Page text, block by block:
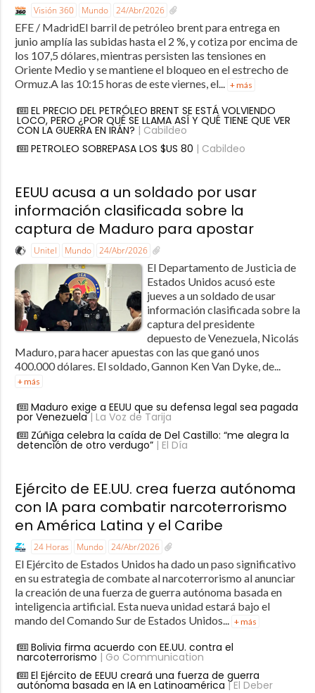
Visión 360 Mundo 24/Abr/2026
EFE / MadridEl barril de petróleo brent para entrega en
junio amplía las subidas hasta el 2 %, y cotiza por encima de
los 107,5 dólares, mientras persisten las tensiones en
Oriente Medio y se mantiene el bloqueo en el estrecho de
Ormuz.A las 10:15 horas de este viernes, el... + más
EL PRECIO DEL PETRÓLEO BRENT SE ESTÁ VOLVIENDO
LOCO, PERO ¿POR QUÉ SE LLAMA ASÍ Y QUÉ TIENE QUE VER
CON LA GUERRA EN IRÁN? | Cabildeo
PETROLEO SOBREPASA LOS $US 80 | Cabildeo
EEUU acusa a un soldado por usar
información clasificada sobre la
captura de Maduro para apostar
Unitel Mundo 24/Abr/2026
El Departamento de Justicia de
Estados Unidos acusó este
jueves a un soldado de usar
información clasificada sobre la
captura del presidente
depuesto de Venezuela, Nicolás
Maduro, para hacer apuestas con las que ganó unos
400.000 dólares. El soldado, Gannon Ken Van Dyke, de...
+ más
Maduro exige a EEUU que su defensa legal sea pagada
por Venezuela| La Voz de Tarija
Zúñiga celebra la caída de Del Castillo: “me alegra la
detención de otro verdugo”| El Día
Ejército de EE.UU. crea fuerza autónoma
con IA para combatir narcoterrorismo
en América Latina y el Caribe
24 Horas Mundo 24/Abr/2026
El Ejército de Estados Unidos ha dado un paso significativo
en su estrategia de combate al narcoterrorismo al anunciar
la creación de una fuerza de guerra autónoma basada en
inteligencia artificial. Esta nueva unidad estará bajo el
mando del Comando Sur de Estados Unidos...
+ más
Bolivia firma acuerdo con EE.UU. contra el
narcoterrorismo | Go Communication
El Ejército de EEUU creará una fuerza de guerra
autónoma basada en IA en Latinoamérica | El Deber